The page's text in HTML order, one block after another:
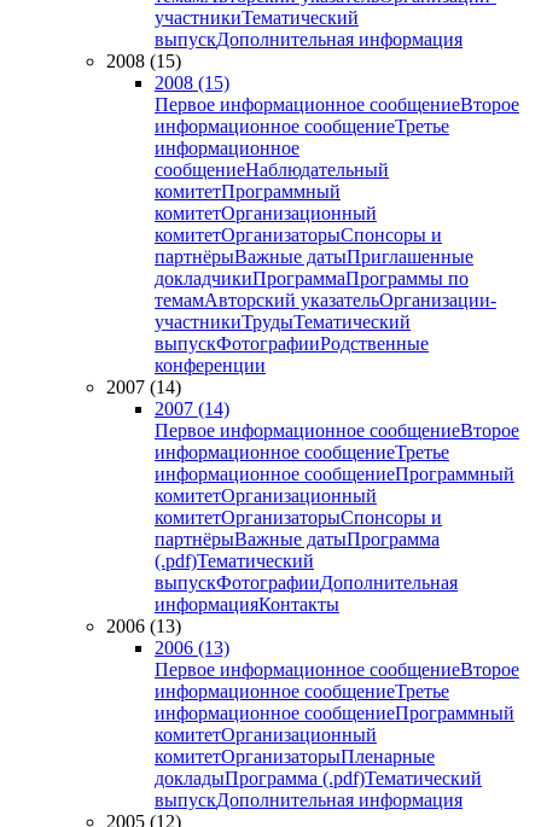
участникиТематический
выпускДополнительная информация
2008 (15)
2008 (15)
Первое информационное сообщениеВторое
информационное сообщениеТретье
информационное
сообщениеНаблюдательный
комитетПрограммный
комитетОрганизационный
комитетОрганизаторыСпонсоры и
партнёрыВажные датыПриглашенные
докладчикиПрограммаПрограммы по
темамАвторский указательОрганизации-
участникиТрудыТематический
выпускФотографииРодственные
конференции
2007 (14)
2007 (14)
Первое информационное сообщениеВторое
информационное сообщениеТретье
информационное сообщениеПрограммный
комитетОрганизационный
комитетОрганизаторыСпонсоры и
партнёрыВажные датыПрограмма
(.pdf)Тематический
выпускФотографииДополнительная
информацияКонтакты
2006 (13)
2006 (13)
Первое информационное сообщениеВторое
информационное сообщениеТретье
информационное сообщениеПрограммный
комитетОрганизационный
комитетОрганизаторыПленарные
докладыПрограмма (.pdf)Тематический
выпускДополнительная информация
2005 (12)